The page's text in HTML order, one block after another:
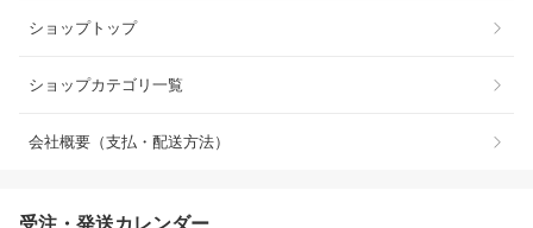
ショップトップ
ショップカテゴリ一覧
会社概要（支払・配送方法）